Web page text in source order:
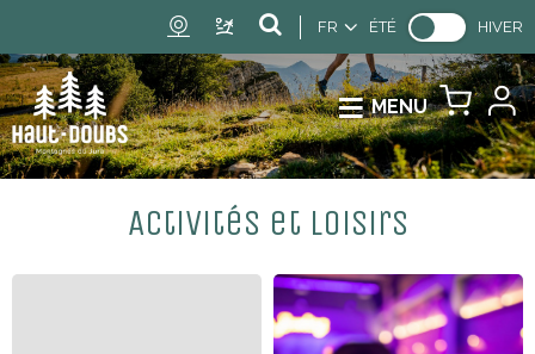
FR ÉTÉ HIVER
MENU
Activités et Loisirs